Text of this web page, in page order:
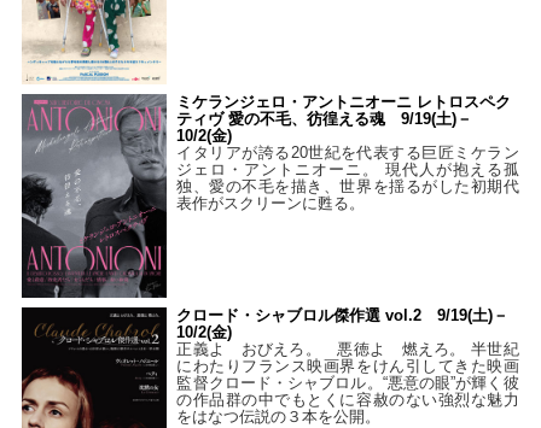
ミケランジェロ・アントニオーニ レトロスペク
ティヴ 愛の不毛、彷徨える魂 9/19(土)－
10/2(金)
イタリアが誇る20世紀を代表する巨匠ミケラン
ジェロ・アントニオーニ。 現代人が抱える孤
独、愛の不毛を描き、世界を揺るがした初期代
表作がスクリーンに甦る。
クロード・シャブロル傑作選 vol.2 9/19(土)－
10/2(金)
正義よ おびえろ。 悪徳よ 燃えろ。 半世紀
にわたりフランス映画界をけん引してきた映画
監督クロード・シャブロル。“悪意の眼”が輝く彼
の作品群の中でもとくに容赦のない強烈な魅力
をはなつ伝説の３本を公開。